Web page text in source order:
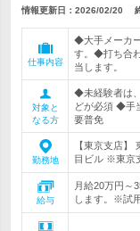
情報更新日：2026/02/20
仕事内容
◆大手メーカ
す。◆打ち合
当します。
対象と
なる方
◆未経験者は
どが必須 ◆手
要普免
勤務地
【東京支店】
目ビル ※東京
給与
月給20万円～
します。※試